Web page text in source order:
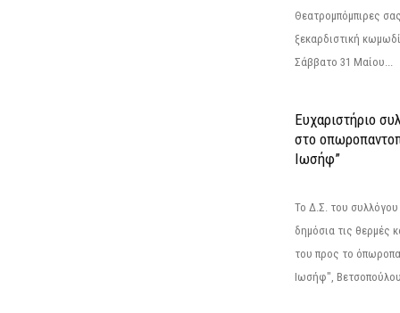
Θεατρομπόμπιρες
ξεκαρδιστική
Σάββατο 31 Μαίου...
Ευχαριστήριο
στο
Ιωσήφ”
Το Δ.Σ. του
δημόσια τις θερμές
του προς το
Ιωσήφ",